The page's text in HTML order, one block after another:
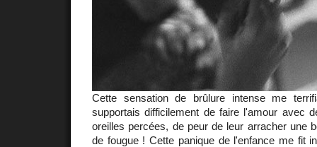
Cette sensation de brûlure intense me
supportais difficilement de faire l'amour avec
oreilles percées, de peur de leur arracher une
de fougue ! Cette panique de l'enfance me fit